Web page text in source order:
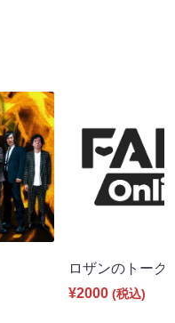
ロザンのトー
¥2000 (税込)